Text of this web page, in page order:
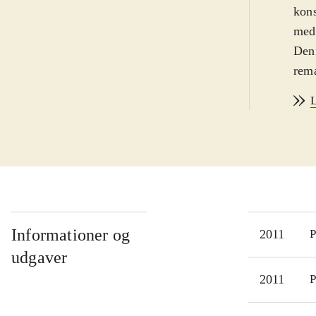
Informationer og
udgaver
2011
2011